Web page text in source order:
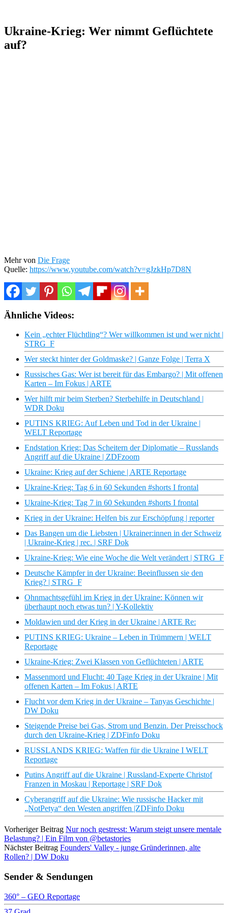
Ukraine-Krieg: Wer nimmt Geflüchtete
auf?
Mehr von Die Frage
Quelle: https://www.youtube.com/watch?v=gJzkHp7D8N
Ähnliche Videos:
Kein „echter Flüchtling“? Wer willkommen ist und wer nicht |
STRG_F
Wer steckt hinter der Goldmaske? | Ganze Folge | Terra X
Russisches Gas: Wer ist bereit für das Embargo? | Mit offenen
Karten – Im Fokus | ARTE
Wer hilft mir beim Sterben? Sterbehilfe in Deutschland |
WDR Doku
PUTINS KRIEG: Auf Leben und Tod in der Ukraine |
WELT Reportage
Endstation Krieg: Das Scheitern der Diplomatie – Russlands
Angriff auf die Ukraine | ZDFzoom
Ukraine: Krieg auf der Schiene | ARTE Reportage
Ukraine-Krieg: Tag 6 in 60 Sekunden #shorts I frontal
Ukraine-Krieg: Tag 7 in 60 Sekunden #shorts I frontal
Krieg in der Ukraine: Helfen bis zur Erschöpfung | reporter
Das Bangen um die Liebsten | Ukrainer:innen in der Schweiz
| Ukraine-Krieg | rec. | SRF Dok
Ukraine-Krieg: Wie eine Woche die Welt verändert | STRG_F
Deutsche Kämpfer in der Ukraine: Beeinflussen sie den
Krieg? | STRG_F
Ohnmachtsgefühl im Krieg in der Ukraine: Können wir
überhaupt noch etwas tun? | Y-Kollektiv
Moldawien und der Krieg in der Ukraine | ARTE Re:
PUTINS KRIEG: Ukraine – Leben in Trümmern | WELT
Reportage
Ukraine-Krieg: Zwei Klassen von Geflüchteten | ARTE
Massenmord und Flucht: 40 Tage Krieg in der Ukraine | Mit
offenen Karten – Im Fokus | ARTE
Flucht vor dem Krieg in der Ukraine – Tanyas Geschichte |
DW Doku
Steigende Preise bei Gas, Strom und Benzin. Der Preisschock
durch den Ukraine-Krieg | ZDFinfo Doku
RUSSLANDS KRIEG: Waffen für die Ukraine I WELT
Reportage
Putins Angriff auf die Ukraine | Russland-Experte Christof
Franzen in Moskau | Reportage | SRF Dok
Cyberangriff auf die Ukraine: Wie russische Hacker mit
„NotPetya“ den Westen angriffen |ZDFinfo Doku
Vorheriger Beitrag Nur noch gestresst: Warum steigt unsere mentale
Belastung? | Ein Film von @betastories
Nächster Beitrag Founders' Valley - junge Gründerinnen, alte
Rollen? | DW Doku
Sender & Sendungen
360° – GEO Reportage